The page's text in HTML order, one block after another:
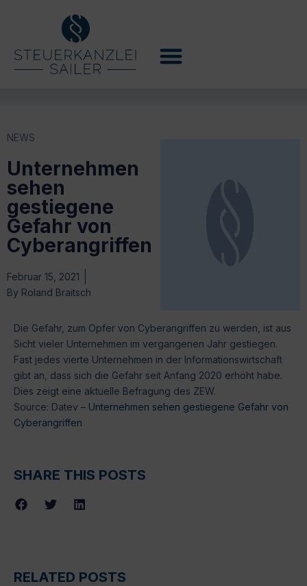
NEWS
Unternehmen
sehen
gestiegene
Gefahr von
Cyberangriffen
Februar 15, 2021
By Roland Braitsch
Die Gefahr, zum Opfer von Cyberangriffen zu werden, ist aus
Sicht vieler Unternehmen im vergangenen Jahr gestiegen.
Fast jedes vierte Unternehmen in der Informationswirtschaft
gibt an, dass sich die Gefahr seit Anfang 2020 erhöht habe.
Dies zeigt eine aktuelle Befragung des ZEW.
Source: Datev – Unternehmen sehen gestiegene Gefahr von
Cyberangriffen
SHARE THIS POSTS
RELATED POSTS